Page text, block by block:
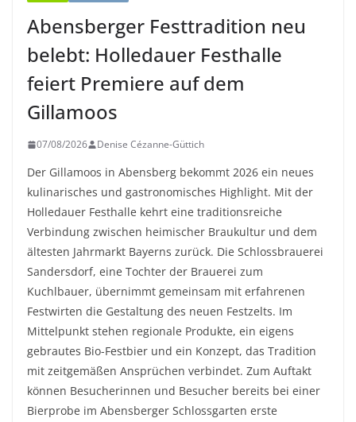
Abensberger Festtradition neu
belebt: Holledauer Festhalle
feiert Premiere auf dem
Gillamoos
07/08/2026 Denise Cézanne-Güttich
Der Gillamoos in Abensberg bekommt 2026 ein neues
kulinarisches und gastronomisches Highlight. Mit der
Holledauer Festhalle kehrt eine traditionsreiche
Verbindung zwischen heimischer Braukultur und dem
ältesten Jahrmarkt Bayerns zurück. Die Schlossbrauerei
Sandersdorf, eine Tochter der Brauerei zum
Kuchlbauer, übernimmt gemeinsam mit erfahrenen
Festwirten die Gestaltung des neuen Festzelts. Im
Mittelpunkt stehen regionale Produkte, ein eigens
gebrautes Bio-Festbier und ein Konzept, das Tradition
mit zeitgemäßen Ansprüchen verbindet. Zum Auftakt
können Besucherinnen und Besucher bereits bei einer
Bierprobe im Abensberger Schlossgarten erste